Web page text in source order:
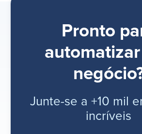
Pronto
Junte-se a +10 mil
incríveis